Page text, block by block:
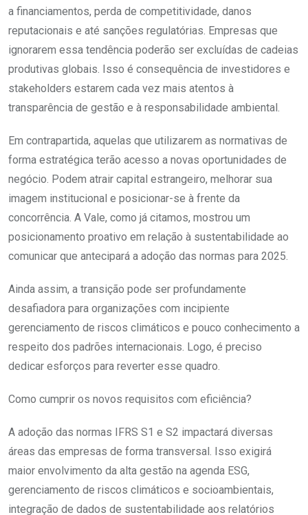
a financiamentos, perda de competitividade, danos
reputacionais e até sanções regulatórias. Empresas que
ignorarem essa tendência poderão ser excluídas de cadeias
produtivas globais. Isso é consequência de investidores e
stakeholders estarem cada vez mais atentos à
transparência de gestão e à responsabilidade ambiental.
Em contrapartida, aquelas que utilizarem as normativas de
forma estratégica terão acesso a novas oportunidades de
negócio. Podem atrair capital estrangeiro, melhorar sua
imagem institucional e posicionar-se à frente da
concorrência. A Vale, como já citamos, mostrou um
posicionamento proativo em relação à sustentabilidade ao
comunicar que antecipará a adoção das normas para 2025.
Ainda assim, a transição pode ser profundamente
desafiadora para organizações com incipiente
gerenciamento de riscos climáticos e pouco conhecimento a
respeito dos padrões internacionais. Logo, é preciso
dedicar esforços para reverter esse quadro.
Como cumprir os novos requisitos com eficiência?
A adoção das normas IFRS S1 e S2 impactará diversas
áreas das empresas de forma transversal. Isso exigirá
maior envolvimento da alta gestão na agenda ESG,
gerenciamento de riscos climáticos e socioambientais,
integração de dados de sustentabilidade aos relatórios